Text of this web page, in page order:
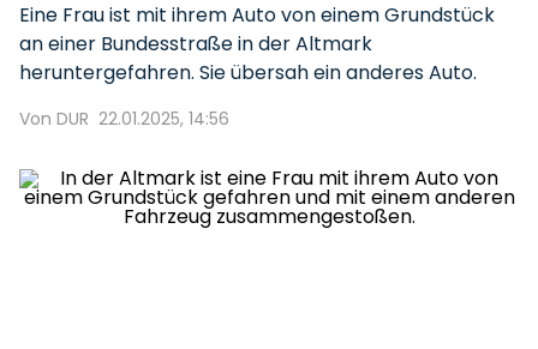
Eine Frau ist mit ihrem Auto von einem Grundstück
an einer Bundesstraße in der Altmark
heruntergefahren. Sie übersah ein anderes Auto.
Von DUR 22.01.2025, 14:56